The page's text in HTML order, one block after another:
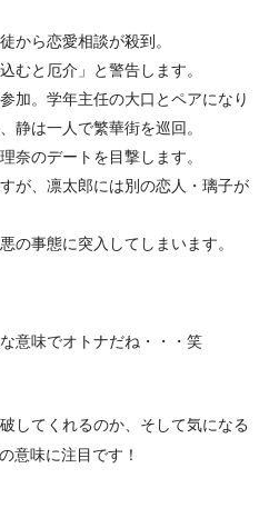
から恋愛相談が殺到。
むと厄介」と警告します。
加。学年主任の大口とペアになり
静は一人で繁華街を巡回。
奈のデートを目撃します。
が、凛太郎には別の恋人・璃子が
の事態に突入してしまいます。
意味でオトナだね・・・笑
してくれるのか、そして気になる
意味に注目です！